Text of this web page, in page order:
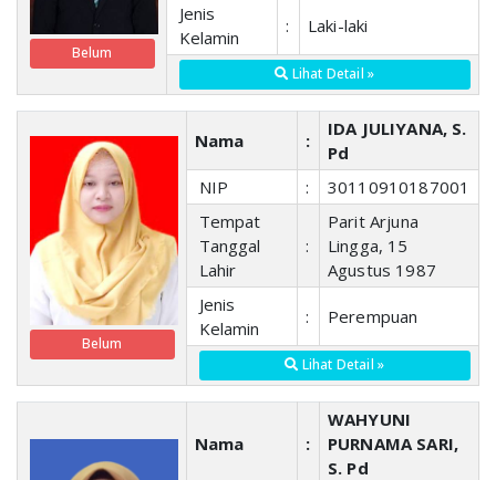
Belum
Jenis
Kelamin
: Laki-laki
Lihat Detail »
Belum
Nama :
IDA JULIYANA, S.
Pd
NIP
:
30110910187001
Tempat
Tanggal
Lahir
:
Parit Arjuna
Lingga, 15
Agustus 1987
Jenis
Kelamin
: Perempuan
Lihat Detail »
Nama :
WAHYUNI
PURNAMA SARI,
S. Pd